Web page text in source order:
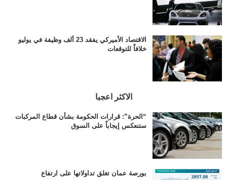
الاقتصاد الأميركي يفقد 23 ألف وظيفة في يوليو
خلافاً للتوقعات
الاكثر اعجبا
“الحرة”: قرارات الحكومة بشأن قطاع المركبات
ستنعكس إيجاباً على السوق
بورصة عمان تغلق تداولاتها على ارتفاع